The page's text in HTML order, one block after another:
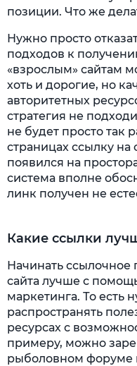
позиции. Что же
Нужно просто
подходов к
«взрослым» сайтам
хоть и дорогие, но
авторитетных
стратегия не
не будет просто так
страницах ссылку на
появился на
система вполне
линк получен не
Какие ссылки
Начинать
сайта лучше с
маркетинга. То есть
распространять
ресурсах с
примеру, можно
рыболовном форуме